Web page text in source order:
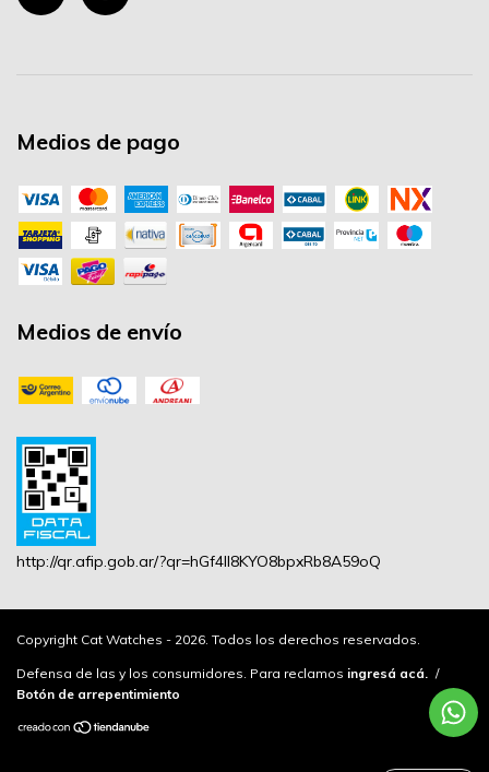
Medios de pago
Medios de envío
http://qr.afip.gob.ar/?qr=hGf4lI8KYO8bpxRb8A59oQ
Copyright Cat Watches - 2026. Todos los derechos reservados.
Defensa de las y los consumidores. Para reclamos ingresá acá. /
Botón de arrepentimiento